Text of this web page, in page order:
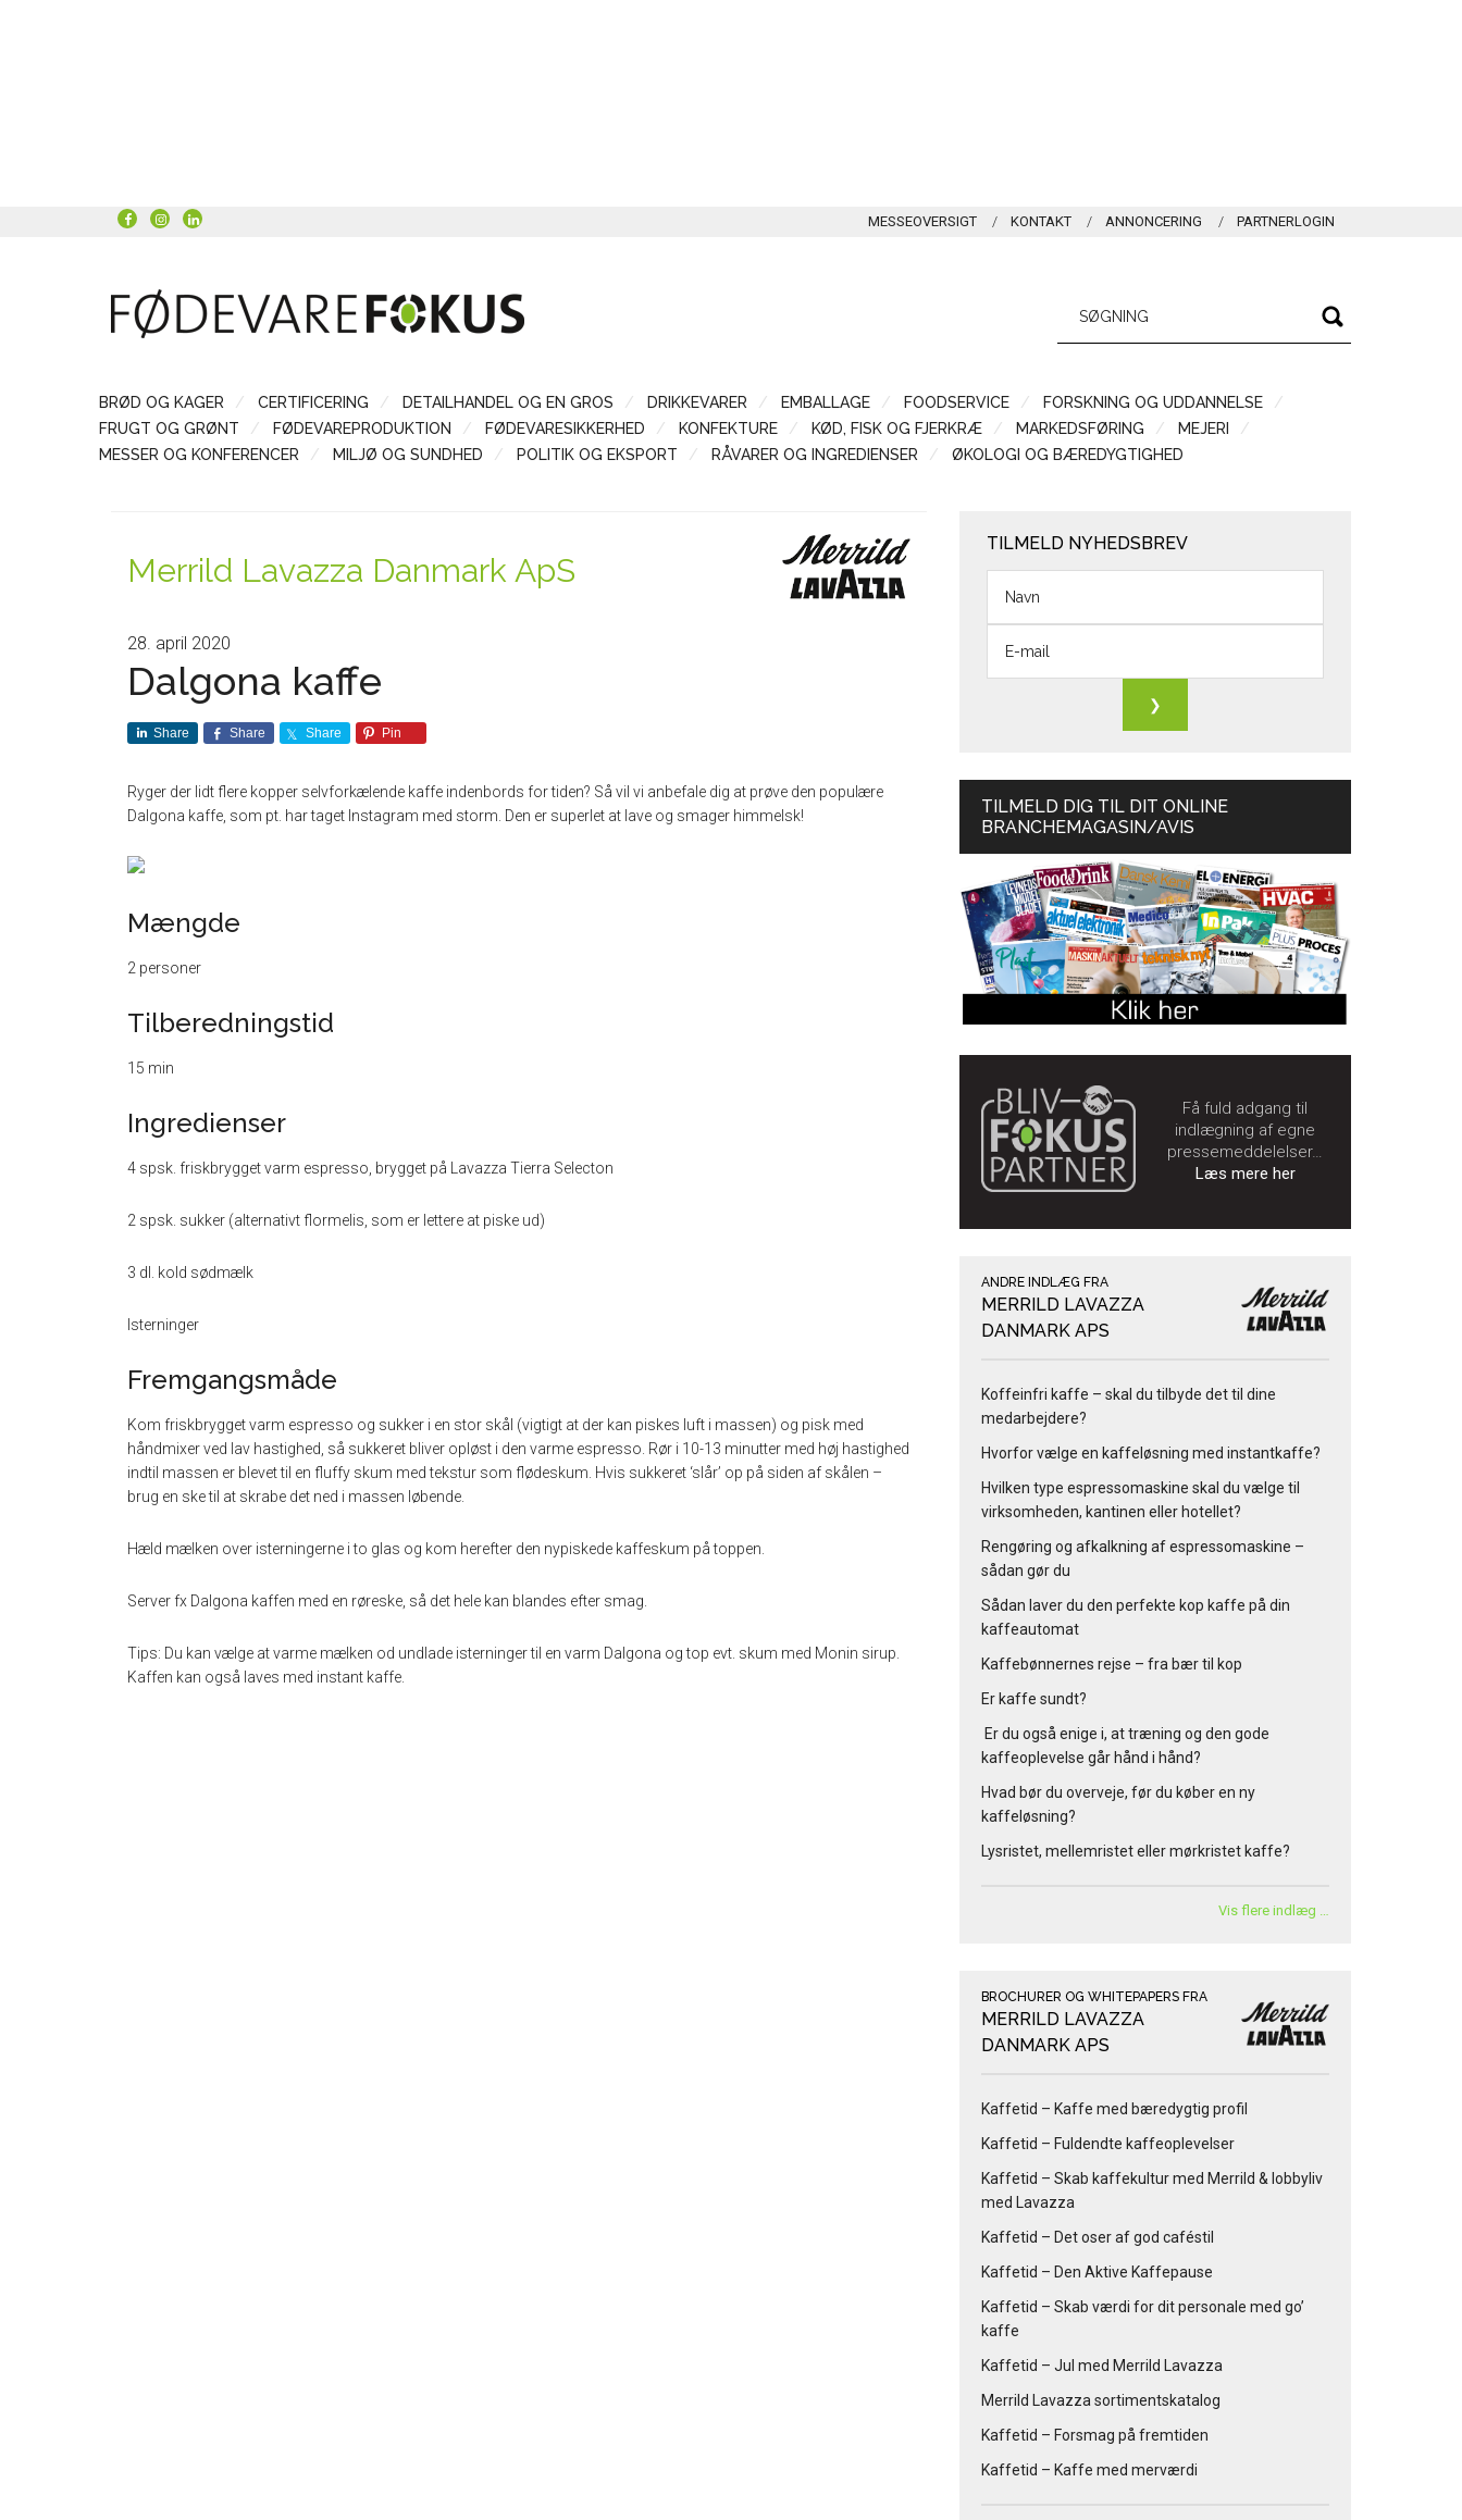
MESSEOVERSIGT KONTAKT ANNONCERING PARTNERLOGIN
BRØD OG KAGER CERTIFICERING DETAILHANDEL OG EN GROS DRIKKEVARER EMBALLAGE FOODSERVICE
FORSKNING OG UDDANNELSE
FRUGT OG GRØNT
FØDEVAREPRODUKTION FØDEVARESIKKERHED KONFEKTURE KØD, FISK OG FJERKRÆ MARKEDSFØRING
MEJERI
MESSER OG KONFERENCER
MILJØ OG SUNDHED POLITIK OG EKSPORT RÅVARER OG INGREDIENSER ØKOLOGI OG BÆREDYGTIGHED
Merrild Lavazza Danmark ApS
28. april 2020
Dalgona kaffe
Share Share Share Pin
Ryger der lidt flere kopper selvforkælende kaffe indenbords for tiden? Så vil vi anbefale dig at prøve den populære
Dalgona kaffe, som pt. har taget Instagram med storm. Den er superlet at lave og smager himmelsk!
Mængde
2 personer
Tilberedningstid
15 min
Ingredienser
4 spsk. friskbrygget varm espresso, brygget på Lavazza Tierra Selecton
2 spsk. sukker (alternativt flormelis, som er lettere at piske ud)
3 dl. kold sødmælk
Isterninger
Fremgangsmåde
Kom friskbrygget varm espresso og sukker i en stor skål (vigtigt at der kan piskes luft i massen) og pisk med
håndmixer ved lav hastighed, så sukkeret bliver opløst i den varme espresso. Rør i 10-13 minutter med høj hastighed
indtil massen er blevet til en fluffy skum med tekstur som flødeskum. Hvis sukkeret ‘slår’ op på siden af skålen –
brug en ske til at skrabe det ned i massen løbende.
Hæld mælken over isterningerne i to glas og kom herefter den nypiskede kaffeskum på toppen.
Server fx Dalgona kaffen med en røreske, så det hele kan blandes efter smag.
Tips: Du kan vælge at varme mælken od undlade isterninger til en varm Dalgona og top evt. skum med Monin sirup.
Kaffen kan også laves med instant kaffe.
TILMELD NYHEDSBREV
TILMELD DIG TIL DIT ONLINE
BRANCHEMAGASIN/AVIS
Få fuld adgang til
indlægning af egne
pressemeddelelser…
Læs mere her
ANDRE INDLÆG FRA
MERRILD LAVAZZA
DANMARK APS
Koffeinfri kaffe – skal du tilbyde det til dine
medarbejdere?
Hvorfor vælge en kaffeløsning med instantkaffe?
Hvilken type espressomaskine skal du vælge til
virksomheden, kantinen eller hotellet?
Rengøring og afkalkning af espressomaskine –
sådan gør du
Sådan laver du den perfekte kop kaffe på din
kaffeautomat
Kaffebønnernes rejse – fra bær til kop
Er kaffe sundt?
Er du også enige i, at træning og den gode
kaffeoplevelse går hånd i hånd?
Hvad bør du overveje, før du køber en ny
kaffeløsning?
Lysristet, mellemristet eller mørkristet kaffe?
Vis flere indlæg …
BROCHURER OG WHITEPAPERS FRA
MERRILD LAVAZZA
DANMARK APS
Kaffetid – Kaffe med bæredygtig profil
Kaffetid – Fuldendte kaffeoplevelser
Kaffetid – Skab kaffekultur med Merrild & lobbyliv
med Lavazza
Kaffetid – Det oser af god caféstil
Kaffetid – Den Aktive Kaffepause
Kaffetid – Skab værdi for dit personale med go’
kaffe
Kaffetid – Jul med Merrild Lavazza
Merrild Lavazza sortimentskatalog
Kaffetid – Forsmag på fremtiden
Kaffetid – Kaffe med merværdi